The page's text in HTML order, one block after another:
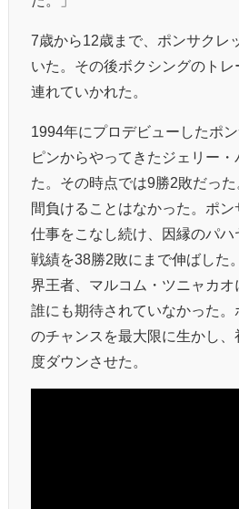
7歳から12歳まで、ポンサクレ
いた。その後ボクシングのトレ
連れていかれた。
1994年にプロデビューしたポ
ピンからやってきたジェリー
た。その時点では9勝2敗だっ
間負けることはなかった。ポ
仕事をこなし続け、因縁のパハ
戦績を38勝2敗にまで伸ばした
界王者、マルコム・ツニャカオ
誰にも期待されていなかった。
のチャンスを最大限に生かし
度ダウンさせた。